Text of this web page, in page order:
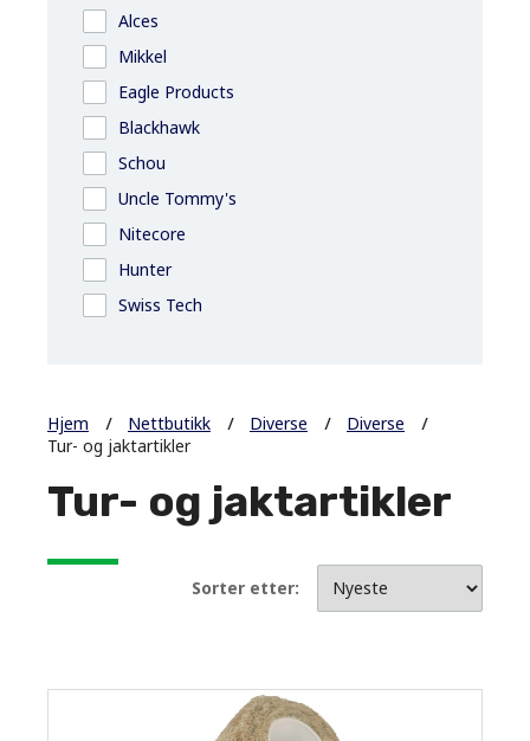
Alces
Mikkel
Eagle Products
Blackhawk
Schou
Uncle Tommy's
Nitecore
Hunter
Swiss Tech
Hjem Nettbutikk Diverse
Diverse
Tur- og jaktartikler
Tur- og jaktartikler
Sorter etter: